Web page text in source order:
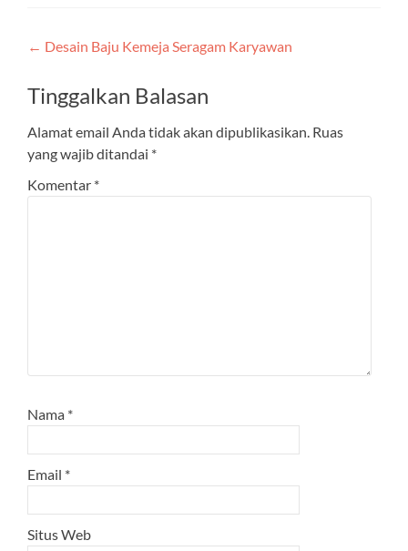
Post
navigation
← Desain Baju Kemeja Seragam Karyawan
Tinggalkan Balasan
Alamat email Anda tidak akan dipublikasikan. Ruas
yang wajib ditandai *
Komentar *
Nama *
Email *
Situs Web